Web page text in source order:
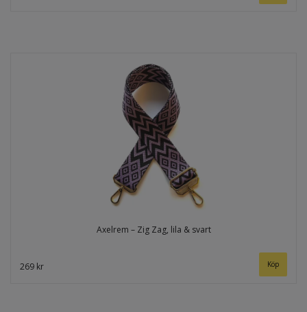
Axelrem – Zig Zag, lila & svart
269 kr